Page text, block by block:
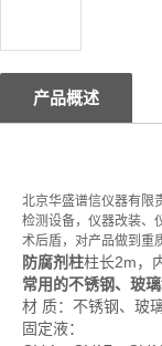
产品概述
北京华盛谱信仪器有限
检测设备，仪器改装、
术后盾，对产品做到重
防腐剂柱柱长2m，
常用的不锈钢、玻璃
材 质：不锈钢、玻
固定液：